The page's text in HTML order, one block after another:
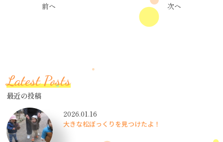
前へ 次へ
Latest Posts
最近の投稿
2026.01.16
大きな松ぼっくりを見つけたよ！